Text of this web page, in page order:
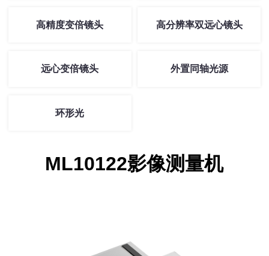
高精度变倍镜头 高分辨率双远心镜头
远心变倍镜头 外置同轴光源
环形光
ML10122影像测量机